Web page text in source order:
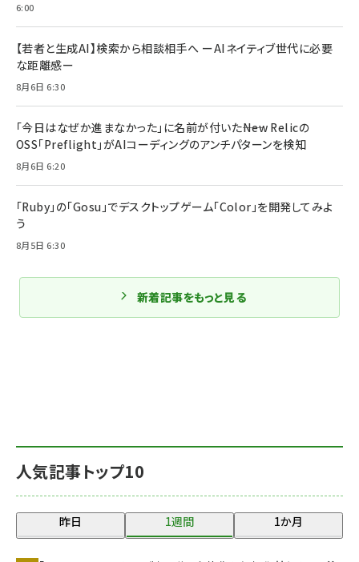
人気記事トップ10
昨日 1週間 1か月
6:00
【若者と生成AI】検索から相談相手へ ーAIネイティブ世代に必要
な距離感ー
8月6日 6:30
「今日はなぜか進まなかった」に名前が付いた――New Relicの
OSS「Preflight」がAIコーディングのアンチパターンを検知
8月6日 6:20
「Ruby」の「Gosu」でデスクトップゲーム「Color」を開発してみよ
う
8月5日 6:30
新着記事をもっと見る